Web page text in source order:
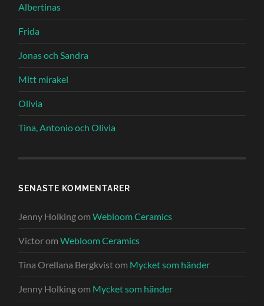
Albertinas
Frida
Jonas och Sandra
Mitt mirakel
Olivia
Tina, Antonio och Olivia
SENASTE KOMMENTARER
Jenny HolkingomWebloom Ceramics
VictoromWebloom Ceramics
Tina Orellana Bergkvistom Mycket som händer
Jenny Holkingom Mycket som händer